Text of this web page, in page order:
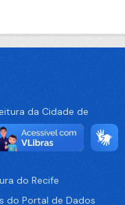
da Cidade de
de Dados
do Recife
do Portal de Dados